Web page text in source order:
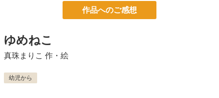
作品へのご感想
ゆめねこ
真珠まりこ 作・絵
幼児から